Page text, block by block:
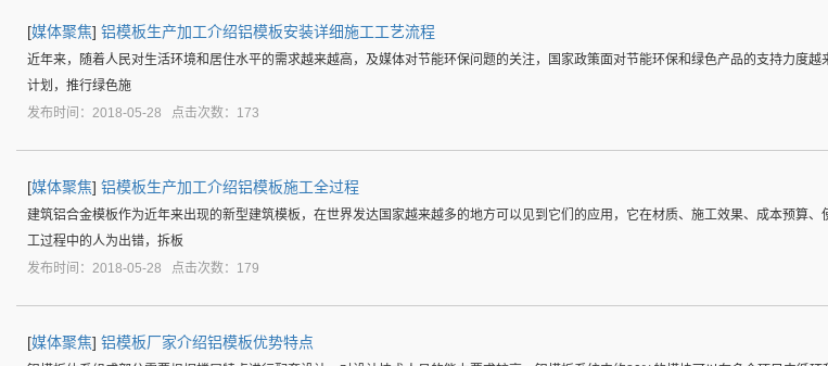
[媒体聚焦] 铝模板生产加工介绍铝模板安装详细施工工艺流程
近年来，随着人民对生活环境和居住水平的需求越来越高，及媒体对节能环保问题的关注，国家政策面对节能环保和绿色产品的支持力度
计划，推行绿色施
发布时间：2018-05-28 点击次数：173
[媒体聚焦] 铝模板生产加工介绍铝模板施工全过程
建筑铝合金模板作为近年来出现的新型建筑模板，在世界发达国家越来越多的地方可以见到它们的应用，它在材质、施工效果、成本预算
工过程中的人为出错，拆板
发布时间：2018-05-28 点击次数：179
[媒体聚焦] 铝模板厂家介绍铝模板优势特点